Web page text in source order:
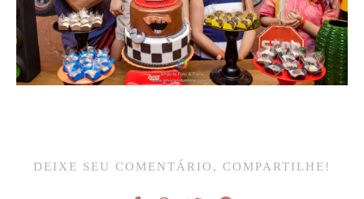
DEIXE SEU COMENTÁRIO, COMPARTILHE!